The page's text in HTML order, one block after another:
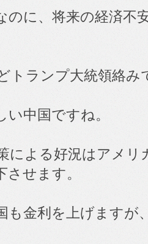
のに、将来の経済不
トランプ大統領絡み
中国ですね。
による好況はアメリ
せます。
も金利を上げますが